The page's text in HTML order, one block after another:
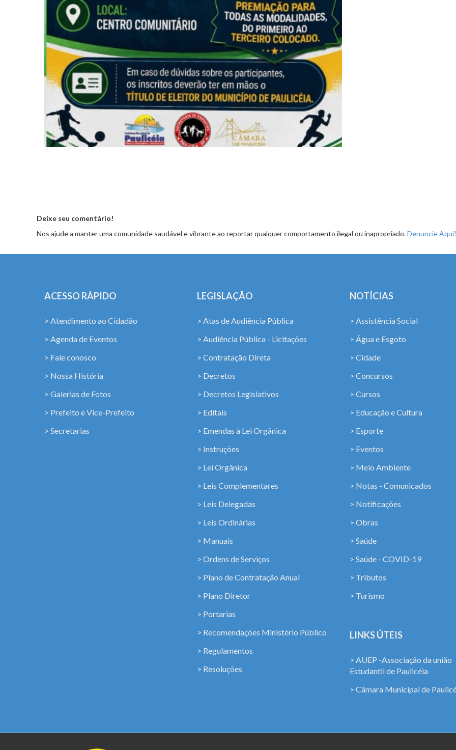
Deixe seu comentário!
Nos ajude a manter uma comunidade saudável e vibrante ao reportar qualquer comportamento ilegal ou inapropriado.Denuncie Aqui!
ACESSO RÁPIDO
> Atendimento ao Cidadão
> Agenda de Eventos
> Fale conosco
> Nossa História
> Galerias de Fotos
> Prefeito e Vice-Prefeito
> Secretarias
LEGISLAÇÃO
> Atas de Audiência Pública
> Audiência Pública - Licitações
> Contratação Direta
> Decretos
> Decretos Legislativos
> Editais
> Emendas à Lei Orgânica
> Instruções
> Lei Orgânica
> Leis Complementares
> Leis Delegadas
> Leis Ordinárias
> Manuais
> Ordens de Serviços
> Plano de Contratação Anual
> Plano Diretor
> Portarias
> Recomendações Ministério Público
> Regulamentos
> Resoluções
NOTÍCIAS
> Assistência Social
> Água e Esgoto
> Cidade
> Concursos
> Cursos
> Educação e Cultura
> Esporte
> Eventos
> Meio Ambiente
> Notas - Comunicados
> Notificações
> Obras
> Saúde
> Saúde - COVID-19
> Tributos
> Turismo
LINKS ÚTEIS
> AUEP -Associação da união
Estudantil de Paulicéia
> Câmara Municipal de